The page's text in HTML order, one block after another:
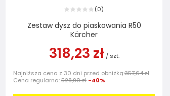
(0)
Zestaw dysz do piaskowania R50
Kärcher
318,23 zł / szt.
Najniższa cena z 30 dni przed obniżką:357,64 zł
Cena regularna:528,90 zł -40%